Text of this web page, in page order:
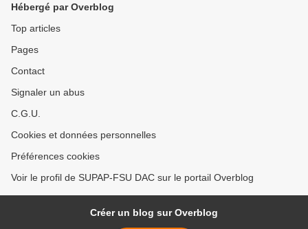
Hébergé par Overblog
Top articles
Pages
Contact
Signaler un abus
C.G.U.
Cookies et données personnelles
Préférences cookies
Voir le profil de SUPAP-FSU DAC sur le portail Overblog
Créer un blog sur Overblog